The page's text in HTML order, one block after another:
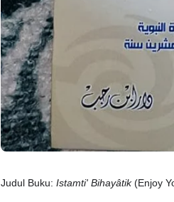
Judul Buku:Istamti' Bihayâtik(Enjoy